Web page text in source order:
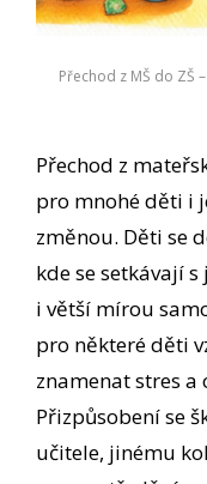
Přechod z MŠ do ZŠ
Přechod z
pro mnohé děti i
změnou. Děti se
kde se setkávají
i větší mírou
pro některé děti
znamenat stres a
Přizpůsobení se
učitele, jinému